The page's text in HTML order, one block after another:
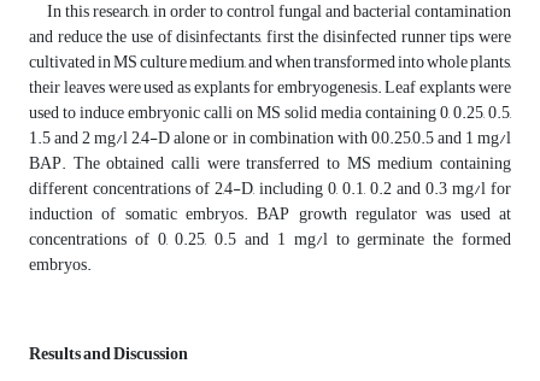
In this research, in order to control fungal and bacterial contamination
and reduce the use of disinfectants, first the disinfected runner tips were
cultivated in MS culture medium, and when transformed into whole plants,
their leaves were used as explants for embryogenesis. Leaf explants were
used to induce embryonic calli on MS solid media containing 0, 0.25, 0.5,
1.5 and 2 mg/l 2,4-D alone or in combination with 0,0.25,0.5 and 1 mg/l
BAP. The obtained calli were transferred to MS medium containing
different concentrations of 2,4-D, including 0, 0.1, 0.2 and 0.3 mg/l for
induction of somatic embryos. BAP growth regulator was used at
concentrations of 0, 0.25, 0.5 and 1 mg/l to germinate the formed
embryos.
Results and Discussion